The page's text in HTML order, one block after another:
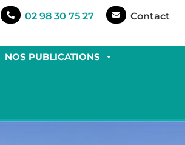
02 98 30 75 27 Contact
NOS PUBLICATIONS